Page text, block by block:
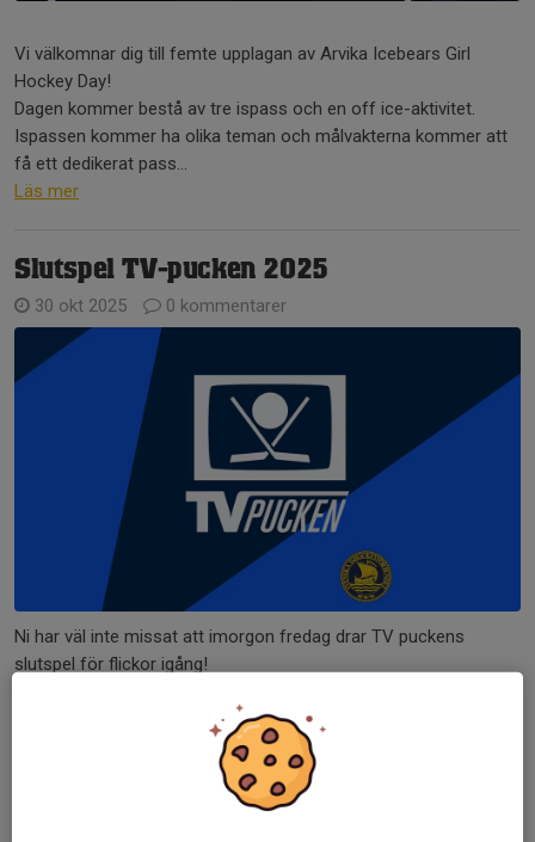
Vi välkomnar dig till femte upplagan av Arvika Icebears Girl
Hockey Day!
Dagen kommer bestå av tre ispass och en off ice-aktivitet.
Ispassen kommer ha olika teman och målvakterna kommer att
få ett dedikerat pass...
Läs mer
Slutspel TV-pucken 2025
30 okt 2025 0 kommentarer
Ni har väl inte missat att imorgon fredag drar TV puckens
slutspel för flickor igång!
Värmland imponerade stort i kvalspelet och vann sin grupp och
imorgon möter dom Småland i kvartsfinalen.
Med i Värmlandslaget har vi...